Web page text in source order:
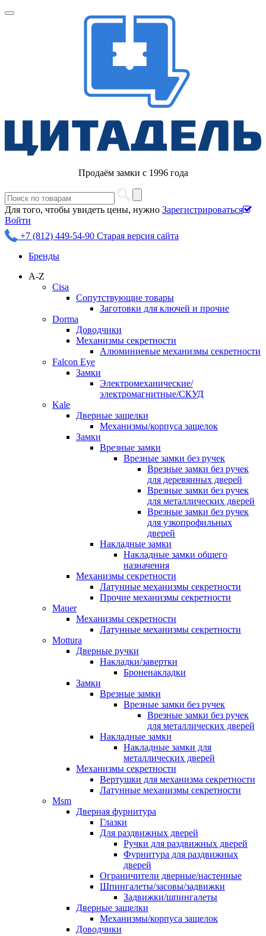
Продаём замки с 1996 года
Для того, чтобы увидеть цены, нужно Зарегистрироваться
Войти
+7 (812) 449-54-90 Старая версия сайта
Бренды
A-Z
Cisa
Сопутствующие товары
Заготовки для ключей и прочие
Dorma
Доводчики
Механизмы секретности
Алюминиевые механизмы секретности
Falcon Eye
Замки
Электромеханические/
электромагнитные/СКУД
Kale
Дверные защелки
Механизмы/корпуса защелок
Замки
Врезные замки
Врезные замки без ручек
Врезные замки без ручек
для деревянных дверей
Врезные замки без ручек
для металлических дверей
Врезные замки без ручек
для узкопрофильных
дверей
Накладные замки
Накладные замки общего
назначения
Механизмы секретности
Латунные механизмы секретности
Прочие механизмы секретности
Mauer
Механизмы секретности
Латунные механизмы секретности
Mottura
Дверные ручки
Накладки/завертки
Броненакладки
Замки
Врезные замки
Врезные замки без ручек
Врезные замки без ручек
для металлических дверей
Накладные замки
Накладные замки для
металлических дверей
Механизмы секретности
Вертушки для механизма секретности
Латунные механизмы секретности
Msm
Дверная фурнитура
Глазки
Для раздвижных дверей
Ручки для раздвижных дверей
Фурнитура для раздвижных
дверей
Ограничители дверные/настенные
Шпингалеты/засовы/задвижки
Задвижки/шпингалеты
Дверные защелки
Механизмы/корпуса защелок
Доводчики